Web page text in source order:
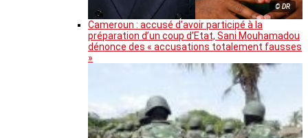
© DR
Cameroun : accusé d’avoir participé à la
préparation d’un coup d’Etat, Sani Mouhamadou
dénonce des « accusations totalement fausses
»